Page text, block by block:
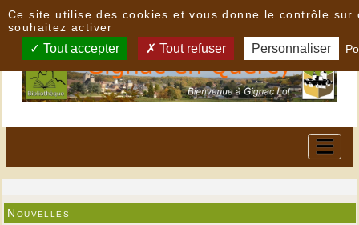
Nouvelles
Ce site utilise des cookies et vous donne le contrôle sur
souhaitez activer
Tout accepter Tout refuser Personnaliser